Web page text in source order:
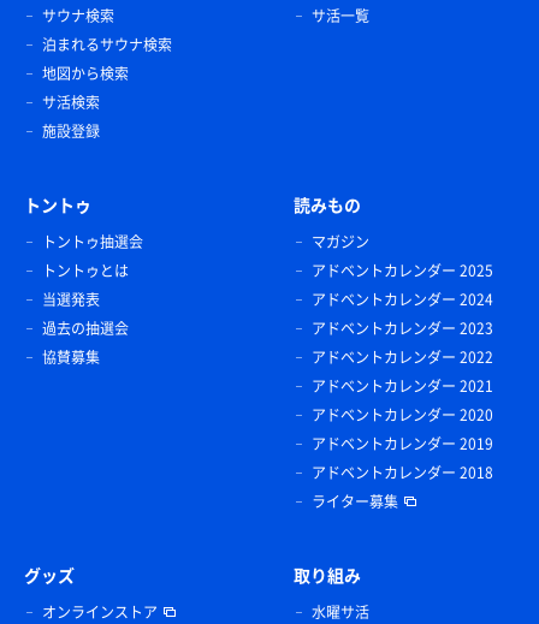
サウナ検索
泊まれるサウナ検索
地図から検索
サ活検索
施設登録
サ活一覧
トントゥ
トントゥ抽選会
トントゥとは
当選発表
過去の抽選会
協賛募集
読みもの
マガジン
アドベントカレンダー 2025
アドベントカレンダー 2024
アドベントカレンダー 2023
アドベントカレンダー 2022
アドベントカレンダー 2021
アドベントカレンダー 2020
アドベントカレンダー 2019
アドベントカレンダー 2018
ライター募集
グッズ
オンラインストア
取り組み
水曜サ活